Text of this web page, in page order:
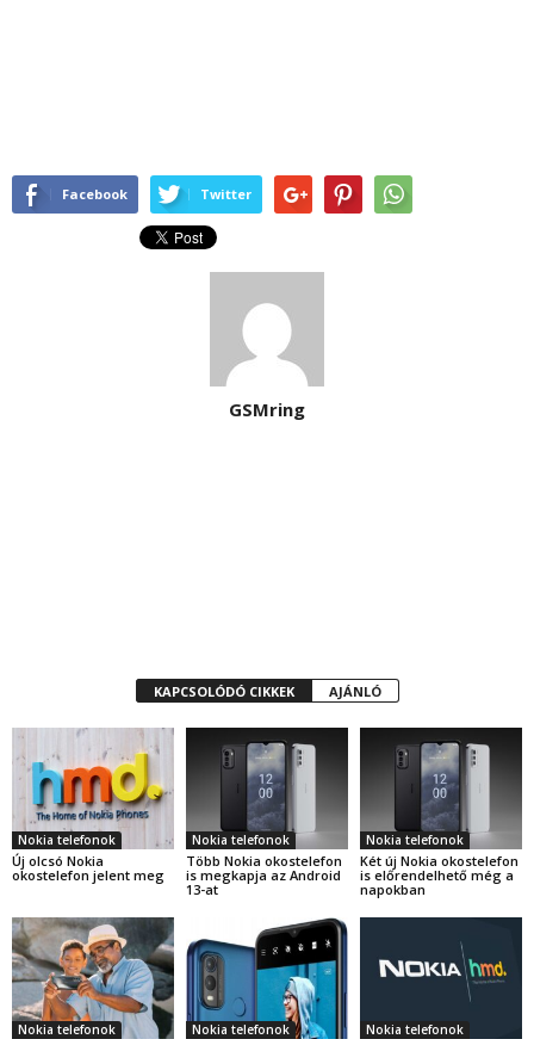
Facebook Twitter
GSMring
KAPCSOLÓDÓ CIKKEK AJÁNLÓ
Nokia telefonok
Új olcsó Nokia
okostelefon jelent meg
Nokia telefonok
Több Nokia okostelefon
is megkapja az Android
13-at
Nokia telefonok
Két új Nokia okostelefon
is előrendelhető még a
napokban
Nokia telefonok Nokia telefonok Nokia telefonok